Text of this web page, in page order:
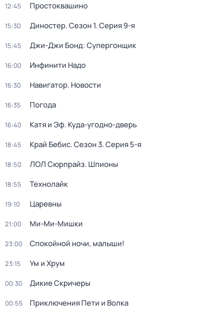
12:45 Простоквашино
15:30 Диностер. Сезон 1. Серия 9-я
15:45 Джи-Джи Бонд: Супергонщик
16:00 Инфинити Надо
16:30 Навигатор. Новости
16:35 Погода
16:40 Катя и Эф. Куда-угодно-дверь
18:45 Край Бебис. Сезон 3. Серия 5-я
18:50 ЛОЛ Сюрпрайз. Шпионы
18:55 Технолайк
19:10 Царевны
21:00 Ми-Ми-Мишки
23:00 Спокойной ночи, малыши!
23:15 Ум и Хрум
00:30 Дикие Скричеры
00:55 Приключения Пети и Волка